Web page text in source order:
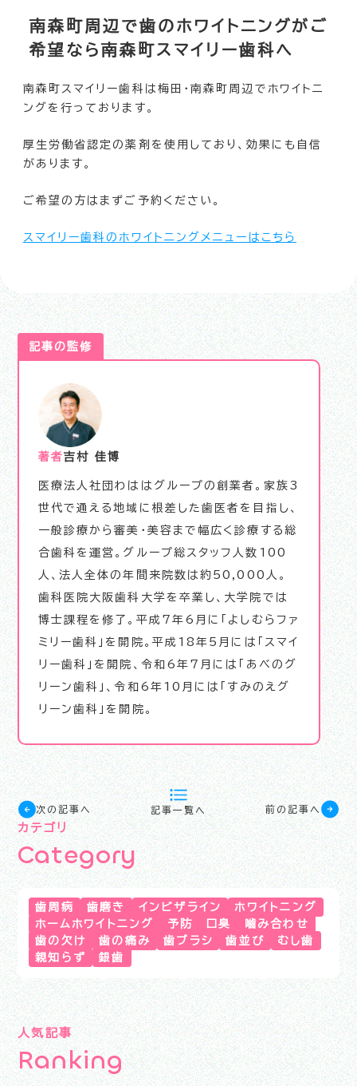
南森町周辺で歯のホワイトニングがご
希望なら南森町スマイリー歯科へ
南森町スマイリー歯科は梅田・南森町周辺でホワイトニ
ングを行っております。
厚生労働省認定の薬剤を使用しており、効果にも自信
があります。
ご希望の方はまずご予約ください。
スマイリー歯科のホワイトニングメニューはこちら
記事の監修
著者吉村 佳博
医療法人社団わははグループの創業者。家族3
世代で通える地域に根差した歯医者を目指し、
一般診療から審美･美容まで幅広く診療する総
合歯科を運営。グループ総スタッフ人数100
人、法人全体の年間来院数は約50,000人。
歯科医院大阪歯科大学を卒業し、大学院では
博士課程を修了。平成7年6月に「よしむらファ
ミリー歯科」を開院。平成18年5月には「スマイ
リー歯科」を開院、令和6年7月には「あべのグ
リーン歯科」、令和6年10月には「すみのえグ
リーン歯科」を開院。
次の記事へ 記事一覧へ 前の記事へ
カテゴリ
Category
歯周病 歯磨き インビザライン
ホワイトニング
ホームホワイトニング
予防 口臭
嚙み合わせ
歯の欠け
歯の痛み 歯ブラシ 歯並び
むし歯
親知らず
銀歯
人気記事
Ranking